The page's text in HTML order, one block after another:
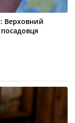
Верховний